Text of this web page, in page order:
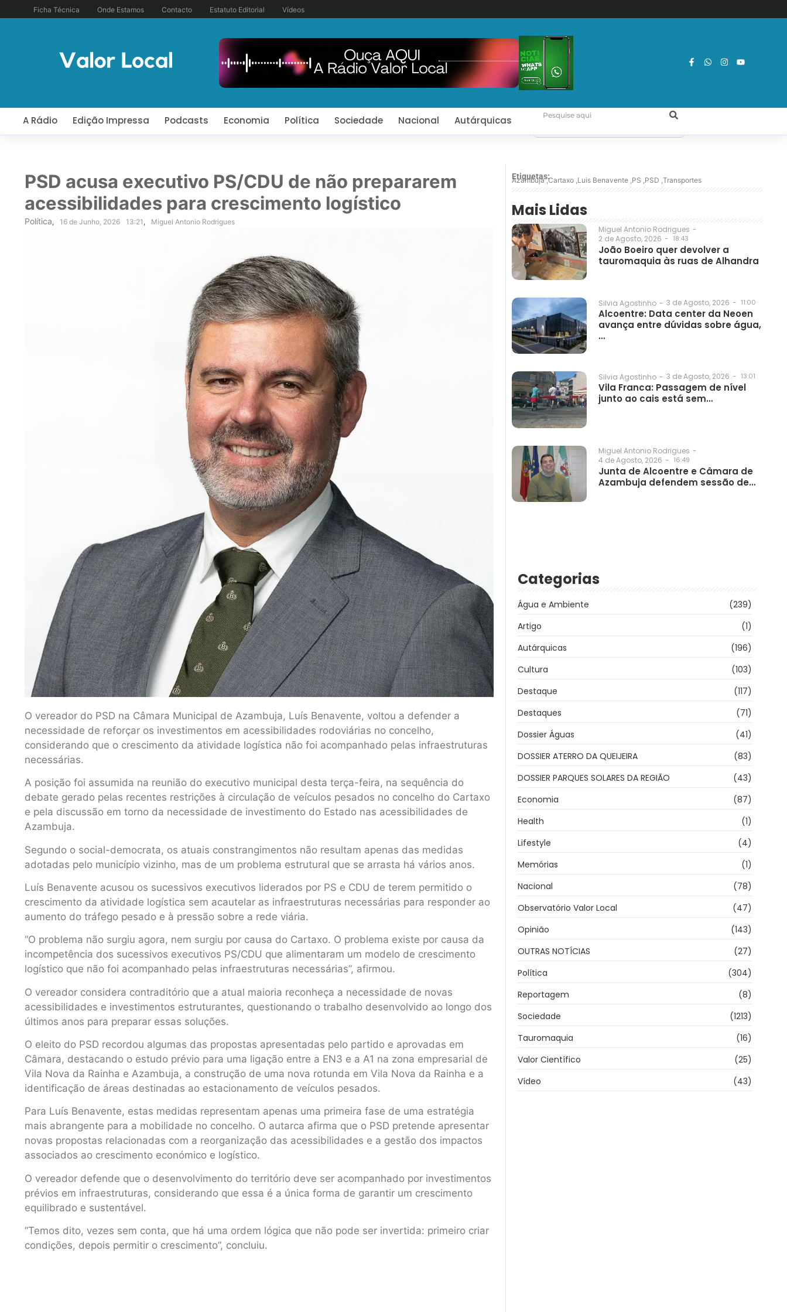
Ficha Técnica Onde Estamos Contacto Estatuto Editorial Vídeos
A Rádio Edição Impressa Podcasts Economia Política Sociedade Nacional Autárquicas
PSD acusa executivo PS/CDU de não prepararem
acessibilidades para crescimento logístico
Política, 16 de Junho, 2026 13:21 , Miguel Antonio Rodrigues
O vereador do PSD na Câmara Municipal de Azambuja, Luís Benavente, voltou a defender a
necessidade de reforçar os investimentos em acessibilidades rodoviárias no concelho,
considerando que o crescimento da atividade logística não foi acompanhado pelas infraestruturas
necessárias.
A posição foi assumida na reunião do executivo municipal desta terça-feira, na sequência do
debate gerado pelas recentes restrições à circulação de veículos pesados no concelho do Cartaxo
e pela discussão em torno da necessidade de investimento do Estado nas acessibilidades de
Azambuja.
Segundo o social-democrata, os atuais constrangimentos não resultam apenas das medidas
adotadas pelo município vizinho, mas de um problema estrutural que se arrasta há vários anos.
Luís Benavente acusou os sucessivos executivos liderados por PS e CDU de terem permitido o
crescimento da atividade logística sem acautelar as infraestruturas necessárias para responder ao
aumento do tráfego pesado e à pressão sobre a rede viária.
“O problema não surgiu agora, nem surgiu por causa do Cartaxo. O problema existe por causa da
incompetência dos sucessivos executivos PS/CDU que alimentaram um modelo de crescimento
logístico que não foi acompanhado pelas infraestruturas necessárias”, afirmou.
O vereador considera contraditório que a atual maioria reconheça a necessidade de novas
acessibilidades e investimentos estruturantes, questionando o trabalho desenvolvido ao longo dos
últimos anos para preparar essas soluções.
O eleito do PSD recordou algumas das propostas apresentadas pelo partido e aprovadas em
Câmara, destacando o estudo prévio para uma ligação entre a EN3 e a A1 na zona empresarial de
Vila Nova da Rainha e Azambuja, a construção de uma nova rotunda em Vila Nova da Rainha e a
identificação de áreas destinadas ao estacionamento de veículos pesados.
Para Luís Benavente, estas medidas representam apenas uma primeira fase de uma estratégia
mais abrangente para a mobilidade no concelho. O autarca afirma que o PSD pretende apresentar
novas propostas relacionadas com a reorganização das acessibilidades e a gestão dos impactos
associados ao crescimento económico e logístico.
O vereador defende que o desenvolvimento do território deve ser acompanhado por investimentos
prévios em infraestruturas, considerando que essa é a única forma de garantir um crescimento
equilibrado e sustentável.
“Temos dito, vezes sem conta, que há uma ordem lógica que não pode ser invertida: primeiro criar
condições, depois permitir o crescimento”, concluiu.
Etiquetas:
Azambuja,Cartaxo ,Luis Benavente ,PS ,PSD ,Transportes
Mais Lidas
Miguel Antonio Rodrigues -
2 de Agosto, 2026 - 18:43
João Boeiro quer devolver a
tauromaquia às ruas de Alhandra
Silvia Agostinho - 3 de Agosto, 2026 - 11:00
Alcoentre: Data center da Neoen
avança entre dúvidas sobre água,
…
Silvia Agostinho - 3 de Agosto, 2026 - 13:01
Vila Franca: Passagem de nível
junto ao cais está sem…
Miguel Antonio Rodrigues -
4 de Agosto, 2026 - 16:49
Junta de Alcoentre e Câmara de
Azambuja defendem sessão de…
Categorias
Água e Ambiente
(239)
Artigo
(1)
Autárquicas
(196)
Cultura
(103)
Destaque
(117)
Destaques
(71)
Dossier Águas
(41)
DOSSIER ATERRO DA QUEIJEIRA
(83)
DOSSIER PARQUES SOLARES DA REGIÃO
(43)
Economia
(87)
Health
(1)
Lifestyle
(4)
Memórias
(1)
Nacional
(78)
Observatório Valor Local
(47)
Opinião
(143)
OUTRAS NOTÍCIAS
(27)
Política
(304)
Reportagem
(8)
Sociedade
(1213)
Tauromaquia
(16)
Valor Científico
(25)
Vídeo
(43)